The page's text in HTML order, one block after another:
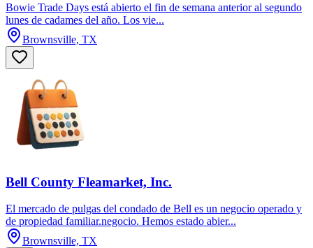
Bowie Trade Days está abierto el fin de semana anterior al segundo
lunes de cadames del año. Los vie...
Brownsville, TX
Bell County Fleamarket, Inc.
El mercado de pulgas del condado de Bell es un negocio operado y
de propiedad familiar.negocio. Hemos estado abier...
Brownsville, TX